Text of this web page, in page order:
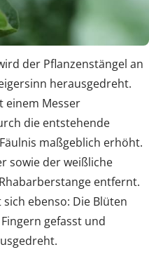
der Pflanzenstängel an
herausgedreht.
einem Messer
die entstehende
maßgeblich erhöht.
sowie der weißliche
entfernt.
ebenso: Die Blüten
gefasst und